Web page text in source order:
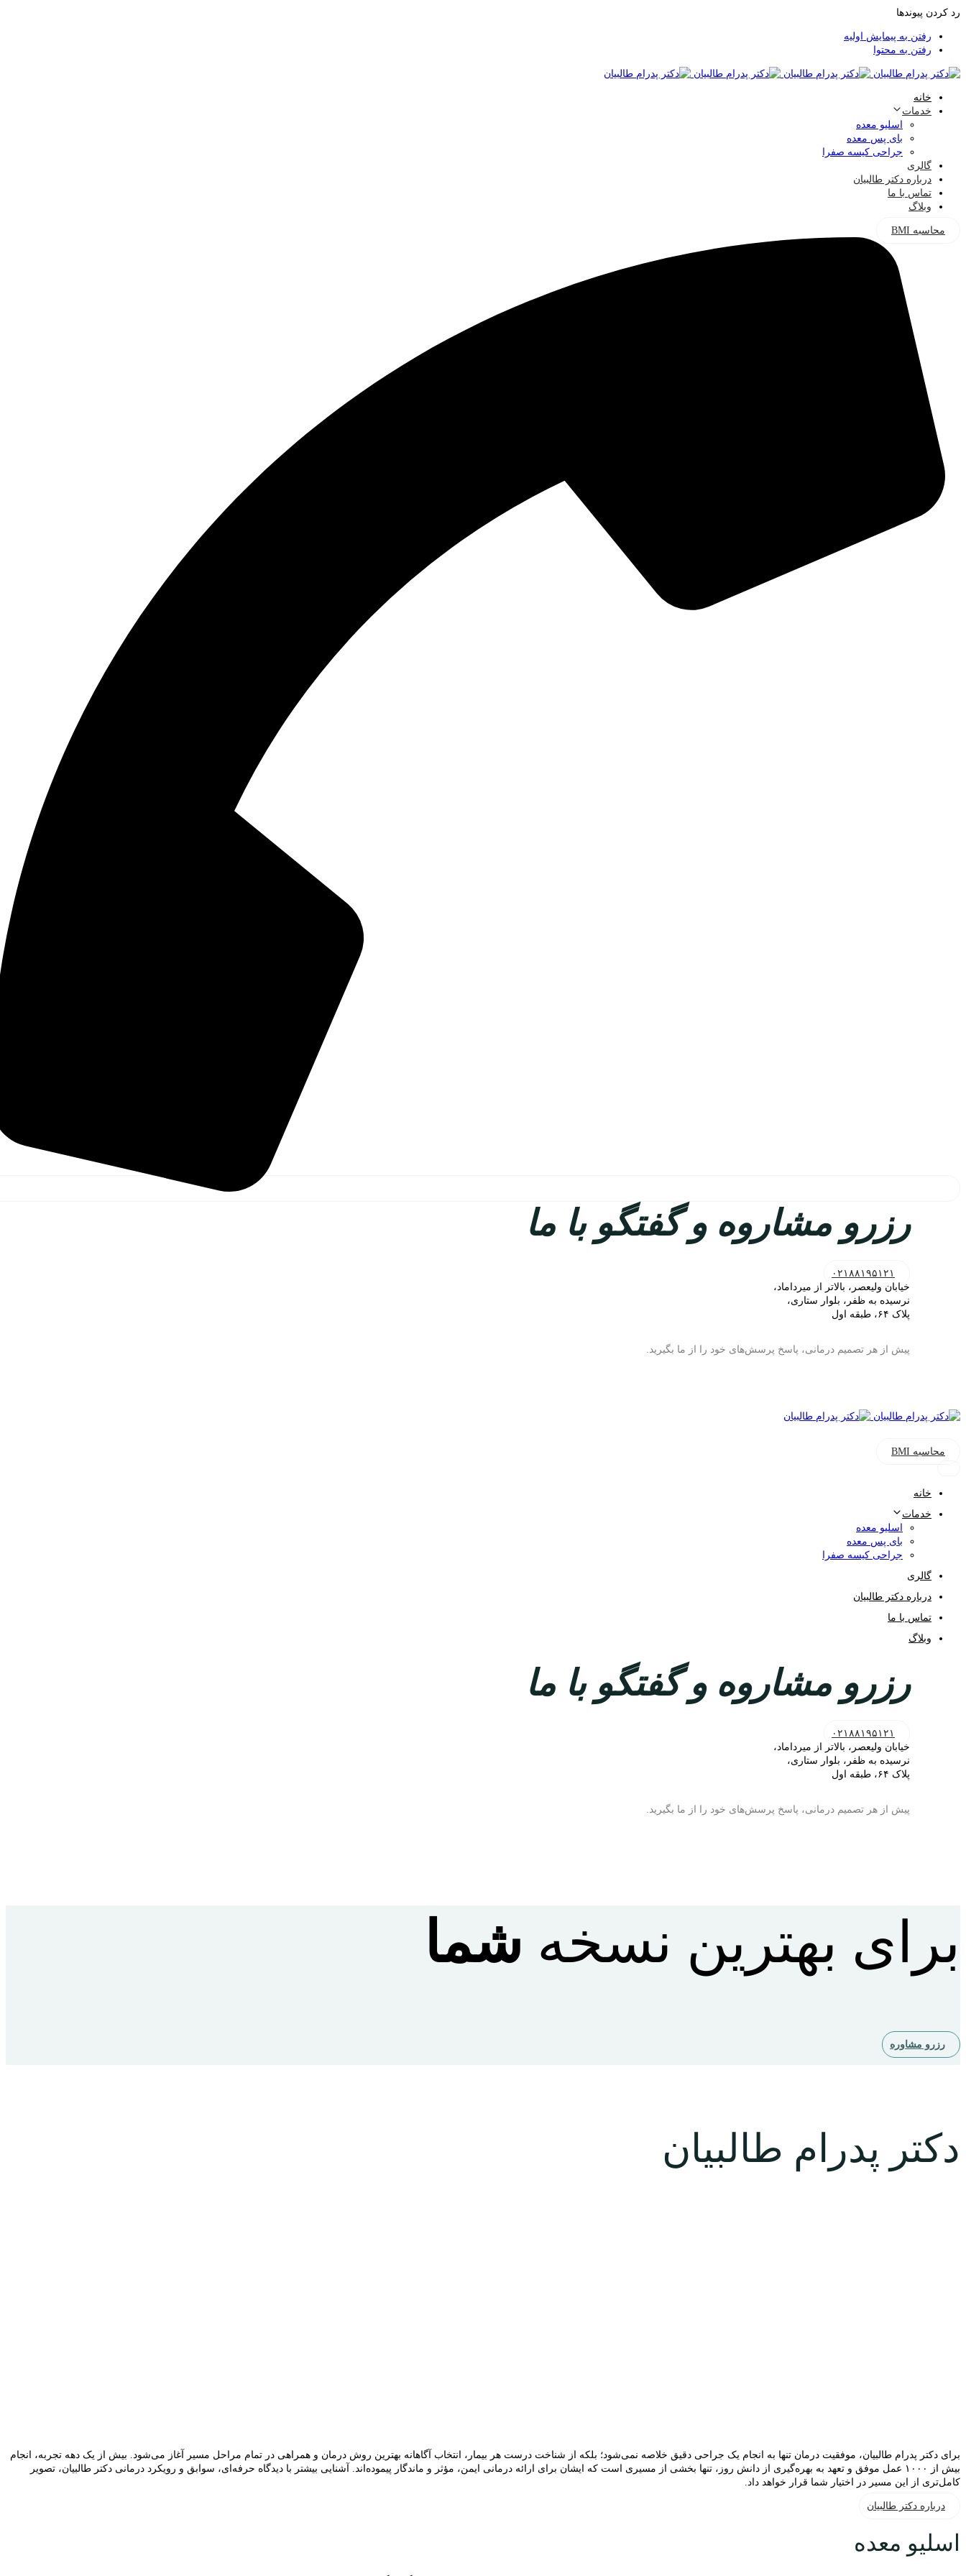
رد کردن پیوندها
رفتن به پیمایش اولیه
رفتن به محتوا
خانه
خدمات
اسلیو معده
بای پس معده
جراحی کیسه صفرا
گالری
درباره دکتر طالبیان
تماس با ما
وبلاگ
محاسبه BMI
رزرو مشاروه و گفتگو با ما
۰۲۱۸۸۱۹۵۱۲۱
خیابان ولیعصر، بالاتر از میرداماد،
نرسیده به ظفر، بلوار ستاری،
پلاک ۶۴، طبقه اول
پیش از هر تصمیم درمانی، پاسخ پرسش‌های خود را از ما بگیرید.
محاسبه BMI
خانه
خدمات
اسلیو معده
بای پس معده
جراحی کیسه صفرا
گالری
درباره دکتر طالبیان
تماس با ما
وبلاگ
رزرو مشاروه و گفتگو با ما
۰۲۱۸۸۱۹۵۱۲۱
خیابان ولیعصر، بالاتر از میرداماد،
نرسیده به ظفر، بلوار ستاری،
پلاک ۶۴، طبقه اول
پیش از هر تصمیم درمانی، پاسخ پرسش‌های خود را از ما بگیرید.
برای بهترین نسخه شما
رزرو مشاوره
دکتر پدرام طالبیان
برای دکتر پدرام طالبیان، موفقیت درمان تنها به انجام یک جراحی دقیق خلاصه نمی‌شود؛ بلکه از شناخت درست هر بیمار، انتخاب آگاهانه بهترین روش درمان و همراهی در تمام مراحل مسیر آغاز می‌شود. بیش از یک دهه تجربه، انجام
بیش از ۱۰۰۰ عمل موفق و تعهد به بهره‌گیری از دانش روز، تنها بخشی از مسیری است که ایشان برای ارائه درمانی ایمن، مؤثر و ماندگار پیموده‌اند. آشنایی بیشتر با دیدگاه حرفه‌ای، سوابق و رویکرد درمانی دکتر طالبیان، تصویر
کامل‌تری از این مسیر در اختیار شما قرار خواهد داد.
درباره دکتر طالبیان
اسلیو معده